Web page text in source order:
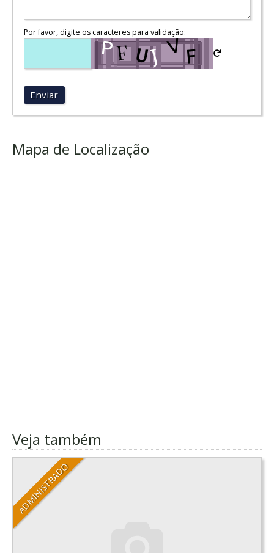
Por favor, digite os caracteres para validação:
Enviar
Mapa de Localização
Veja também
ADMINISTRADO